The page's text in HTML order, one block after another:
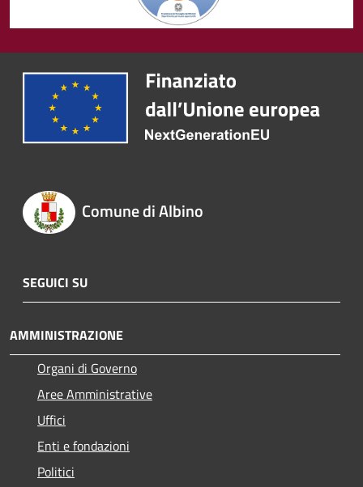
Comune di Albino
SEGUICI SU
AMMINISTRAZIONE
Organi di Governo
Aree Amministrative
Uffici
Enti e fondazioni
Politici